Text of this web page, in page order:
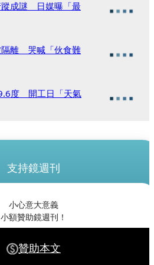
蹤成謎 日媒曝「最
隔離 哭喊「伙食難
度 開工日「天氣
支持鏡週刊
小心意大意義
小額贊助鏡週刊！
贊助本文